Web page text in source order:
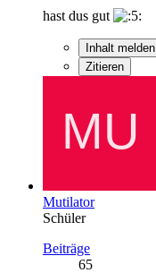
hast dus gut
Inhalt melden
Zitieren
Mutilator
Schüler
Beiträge
65